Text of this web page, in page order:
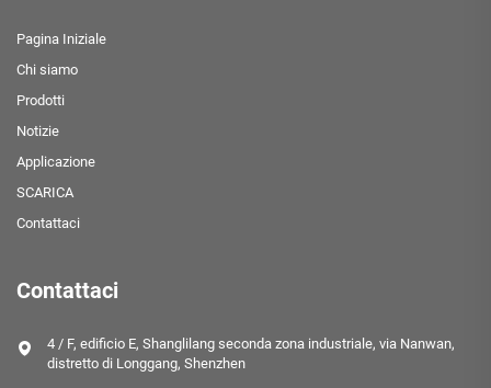
Pagina Iniziale
Chi siamo
Prodotti
Notizie
Applicazione
SCARICA
Contattaci
Contattaci
4 / F, edificio E, Shanglilang seconda zona industriale, via Nanwan,
distretto di Longgang, Shenzhen